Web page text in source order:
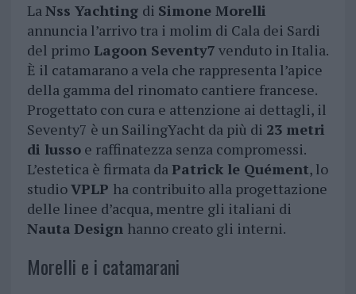
LaNss Yachting di Simone Morelli
annuncia l’arrivo tra i molim di Cala dei Sardi
del primoLagoon Seventy7 venduto in Italia.
È il catamarano a vela che rappresenta l’apice
della gamma del rinomato cantiere francese.
Progettato con cura e attenzione ai dettagli, il
Seventy7 è un SailingYacht da più di 23 metri
di lussoe raffinatezza senza compromessi.
L’estetica è firmata daPatrick le Quément, lo
studioVPLP ha contribuito alla progettazione
delle linee d’acqua, mentre gli italiani di
Nauta Design hanno creato gli interni.
Morelli e i catamarani